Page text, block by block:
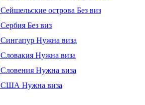
Сейшельские острова Без виз
Сербия Без виз
Сингапур Нужна виза
Словакия Нужна виза
Словения Нужна виза
США Нужна виза